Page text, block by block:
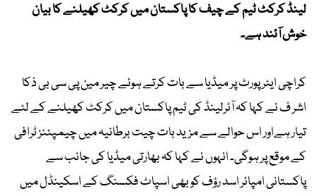
لینڈ کرکٹ ٹیم کے چیف کا پاکستان میں کرکٹ کھیلنے کا بیان
خوش آئند ہے۔
کراچی ایئر پورٹ پر میڈیا سے بات کرتے ہوئے چیر مین پی سی بی ذکا
اشر ف نے کہا کہ آئرلینڈ کی ٹیم پاکستان میں کرکٹ کھیلنے کے لئے
تیار ہےاور اس حوالے سے مزید بات چیت برطانیہ میں چیمپئنز ٹرافی
کے موقع پر ہوگی۔ انہوں نے کہا کہ بھارتی میڈیا کی جانب سے
پاکستانی امپائر اسد رؤف کو بھی اسپاٹ فکسنگ کے اسکینڈل میں